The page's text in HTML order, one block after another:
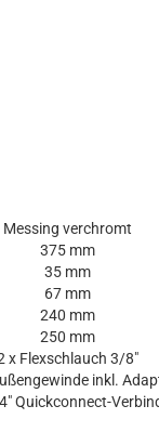
Messing verchromt
375 mm
35 mm
67 mm
240 mm
250 mm
x Flexschlauch 3/8"
inkl.
Quickconnect-